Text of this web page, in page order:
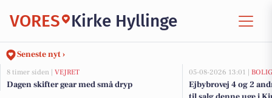
VORES Kirke Hyllinge
Seneste nyt ›
8 timer siden | VEJRET
Dagen skifter gear med små dryp
05-08-2026 13:01 |
Ejbybrovej 4 og 2